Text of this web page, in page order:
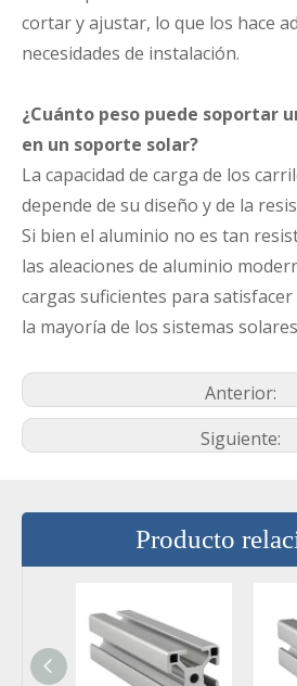
cortar y ajustar, lo que los hace
necesidades de instalación.
¿Cuánto peso puede soportar
en un soporte solar?
La capacidad de carga de los
depende de su diseño y de la
Si bien el aluminio no es tan
las aleaciones de aluminio
cargas suficientes para satisfacer
la mayoría de los sistemas
Anterior:
Siguiente:
Producto